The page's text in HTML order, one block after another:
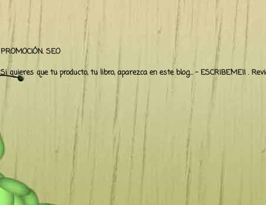
PROMOCIÓN. SEO
Si quieres que tu producto, tu libro, aparezca en este blog... - ESCRIBEME!! .